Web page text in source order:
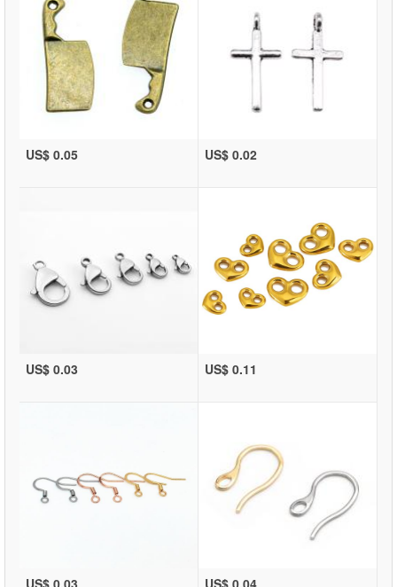
US$ 0.05 US$ 0.02
US$ 0.03 US$ 0.11